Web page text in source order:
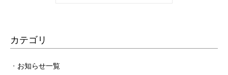
カテゴリ
お知らせ一覧